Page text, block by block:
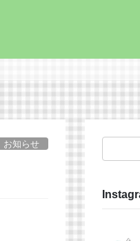
お知らせ